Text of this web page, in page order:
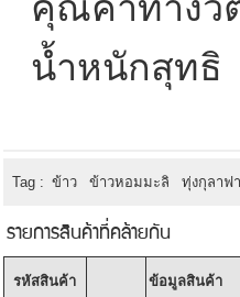
น้ำหนักสุทธิ
Tag : ข้าว ข้าวหอมมะลิ ทุ่งกุลาฟ
รายการสินค้าที่คล้ายกัน
รหัสสินค้า ข้อมูลสินค้า